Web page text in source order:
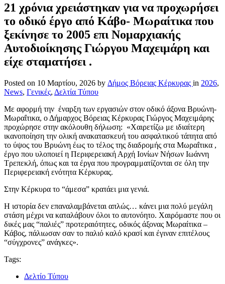
21 χρόνια χρειάστηκαν για να προχωρήσει
το οδικό έργο από Κάβο- Μωραίτικα που
ξεκίνησε το 2005 επι Νομαρχιακής
Αυτοδιοίκησης Γιώργου Μαχειμάρη και
είχε σταματήσει .
Posted on 10 Μαρτίου, 2026 by Δήμος Βόρειας Κέρκυρας in 2026,
News, Γενικές, Δελτία Τύπου
Με αφορμή την έναρξη των εργασιών στον οδικό άξονα Βρυώνη-
Μωραΐτικα, ο Δήμαρχος Βόρειας Κέρκυρας Γιώργος Μαχειμάρης
προχώρησε στην ακόλουθη δήλωση: «Χαιρετίζω με ιδιαίτερη
ικανοποίηση την ολική ανακατασκευή του ασφαλτικού τάπητα από
το ύψος του Βρυώνη έως το τέλος της διαδρομής στα Μωραΐτικα ,
έργο που υλοποιεί η Περιφερειακή Αρχή Ιονίων Νήσων Ιωάννη
Τρεπεκλή, όπως και τα έργα που προγραμματίζονται σε όλη την
Περιφερειακή ενότητα Κέρκυρας.
Στην Κέρκυρα το “άμεσα” κρατάει μια γενιά.
Η ιστορία δεν επαναλαμβάνεται απλώς… κάνει μια πολύ μεγάλη
στάση μέχρι να καταλάβουν όλοι το αυτονόητο. Χαιρόμαστε που οι
δικές μας “παλιές” προτεραιότητες, οδικός άξονας Μωραίτικα –
Κάβος, πάλιωσαν σαν το παλιό καλό κρασί και έγιναν επιτέλους
“σύγχρονες” ανάγκες».
Tags:
Δελτίο Τύπου